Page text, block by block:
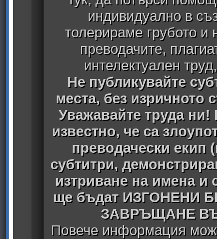
индивидуално в
толерираме грубото
преводачите,
интелектуален
Не публикувайте
места, без изричното
Уважавайте труда ни!
известно, че са
преводачески екип
субтитри,
изтриване на имена
ще бъдат ИЗГОНЕНИ
ЗАВРЪЩАНЕ
Повече информация